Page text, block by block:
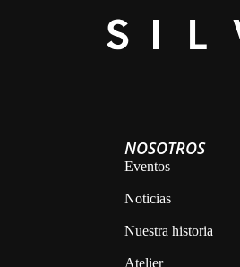
VER VESTIDO
NOSOTROS
Eventos
Noticias
Nuestra historia
Atelier